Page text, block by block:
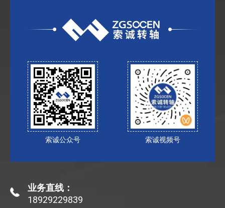
索诚公众号 索诚视频号
业务直线：
18929229839